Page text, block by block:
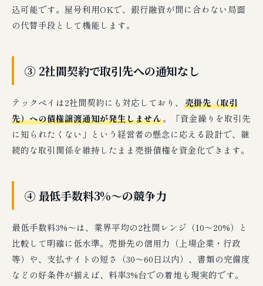
込可能です。屋号利用OKで、銀行融資が間に合わない局面
の代替手段として機能します。
③ 2社間契約で取引先への通知なし
テックペイは2社間契約にも対応しており、 売掛先（取引
先）への債権譲渡通知が発生しません。「資金繰りを取引先
に知られたくない」という経営者の懸念に応える設計で、継
続的な取引関係を維持したまま売掛債権を資金化できます。
④ 最低手数料3%〜の競争力
最低手数料3%〜は、業界平均の2社間レンジ（10〜20%）と
比較して明確に低水準。売掛先の信用力（上場企業・行政
等）や、支払サイトの短さ（30〜60日以内）、書類の完備度
などの好条件が揃えば、料率3%台での着地も現実的です。